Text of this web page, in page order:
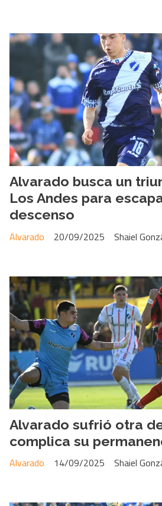
Alvarado busca un
Los Andes para
descenso
Shaiel
Alvarado 20/09/2025
Alvarado sufrió otra
complica su
Shaiel
Alvarado 14/09/2025